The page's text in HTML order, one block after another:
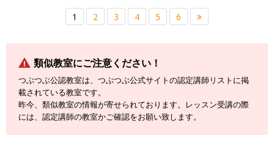
もの、心地よいものに変化し続けています。 また、
私には数十年にわたる高等学校教員の経験がありま
大切と思うことを、効果的にお伝えするすべを身に
つけました。 これまでの仕事の経験と、未来食の実
践とが融合し、今ここに私がいます。「気づいたら
心も身体も整っている」そんな経験を皆さんと一緒
にたくさん創り出します。 穏やかに楽しく流れる時
の中で、「やさしい魔女」がいつでもみなさんをお
待ちしています。
おじいちゃん、おばあちゃんの、心と身体の強さ、
暖かさは、父母世代や自分自身を含む同世代と何か
びを進めるうちに、そうか！これだったんだ！私は
これが知りたかった、とストンと腹に落ちました。
何よりも、おいしい！簡単！ こんなにシンプルで、
こんなにおいしいお料理が作れるの？！と驚きとワ
クワクの連続！ つぶつぶのレシピは、食いしん坊で
面倒くさがり屋な私にはピッタリでした！ しかも、
身体にも美容にも心にも、動物にも環境にもいいな
1 2 3 4 5 6
類似教室にご注意ください！
つぶつぶ公認教室は、つぶつぶ公式サイトの認定講師リストに掲
載されている教室です。
昨今、類似教室の情報が寄せられております。レッスン受講の際
には、認定講師の教室かご確認をお願い致します。